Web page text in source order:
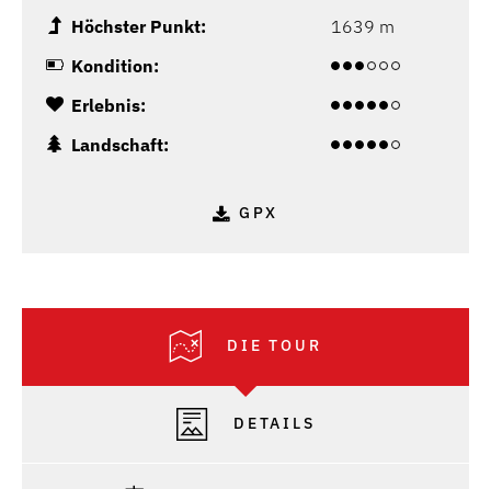
Höchster Punkt:
1639 m
Kondition:
Erlebnis:
Landschaft:
GPX
DIE TOUR
DETAILS